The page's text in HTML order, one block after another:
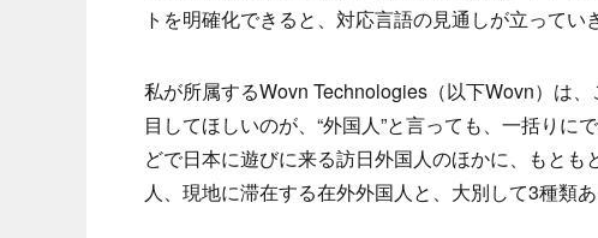
トを明確化できると、対応言語の見通しが立ってい
私が所属するWovn Technologies（以下Wovn）は
目してほしいのが、“外国人”と言っても、一括り
どで日本に遊びに来る訪日外国人のほかに、もと
人、現地に滞在する在外外国人と、大別して3種類